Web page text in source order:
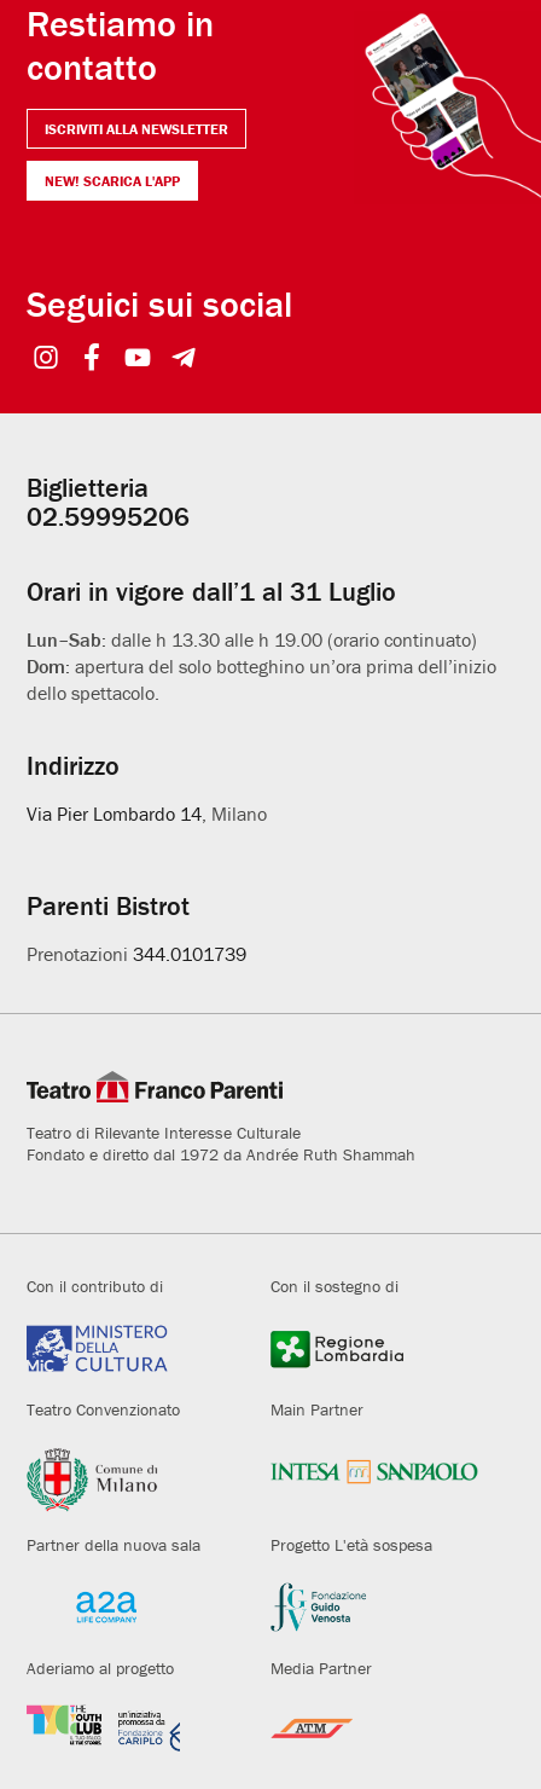
Restiamo in
contatto
ISCRIVITI ALLA NEWSLETTER
NEW! SCARICA L'APP
Seguici sui social
Informazioni
utili
Biglietteria
02.59995206
Orari in vigore dall’1 al 31 Luglio
Lun–Sab:dalle h 13.30 alle h 19.00 (orario continuato)
Dom:apertura del solo botteghino un’ora prima dell’inizio
dello spettacolo.
Indirizzo
Via Pier Lombardo 14, Milano
Parenti Bistrot
Prenotazioni344.0101739
Teatro di Rilevante Interesse Culturale
Fondato e diretto dal 1972 da Andrée Ruth Shammah
Con il contributo di Con il sostegno di
Teatro Convenzionato Main Partner
Partner della nuova sala Progetto L'età sospesa
Aderiamo al progetto Media Partner